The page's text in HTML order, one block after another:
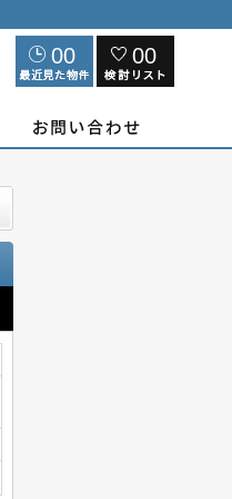
00 00